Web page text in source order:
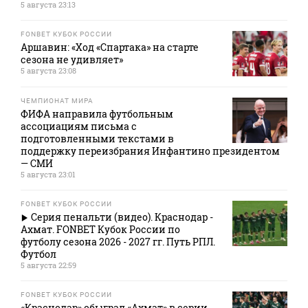
5 августа 23:13
FONBET КУБОК РОССИИ
Аршавин: «Ход «Спартака» на старте
сезона не удивляет»
5 августа 23:08
ЧЕМПИОНАТ МИРА
ФИФА направила футбольным
ассоциациям письма с
подготовленными текстами в
поддержку переизбрания Инфантино президентом
— СМИ
5 августа 23:01
FONBET КУБОК РОССИИ
Серия пенальти (видео). Краснодар -
Ахмат. FONBET Кубок России по
футболу сезона 2026 - 2027 гг. Путь РПЛ.
Футбол
5 августа 22:59
FONBET КУБОК РОССИИ